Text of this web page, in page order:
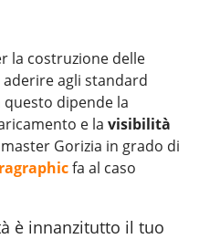
la costruzione delle
agli standard
questo dipende la
e la visibilità
Gorizia in grado di
fa al caso
è innanzitutto il tuo